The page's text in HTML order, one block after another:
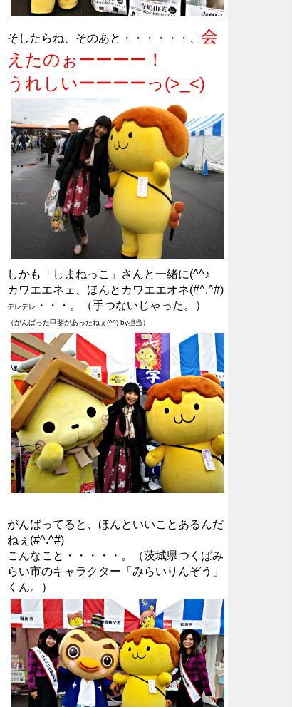
そしたらね、そのあと・・・・・・、 会
えたのぉーーーー！
うれしいーーーーっ(>_<)
しかも「しまねっこ」さんと一緒に(^^♪
カワエエネェ、ほんとカワエエオネ(#^.^#)
デレデレ ・・・。（手つないじゃった。）
（がんばった甲斐があったねぇ(^^) by担当）
がんばってると、ほんといいことあるんだ
ねぇ(#^.^#)
こんなこと・・・・・。（茨城県つくばみ
らい市のキャラクター「みらいりんぞう」
くん。）